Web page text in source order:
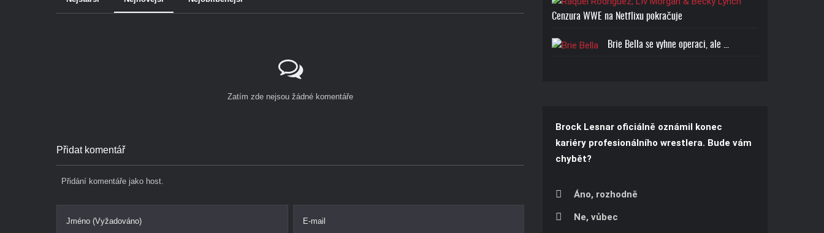
Zatím zde nejsou žádné komentáře
Přidat komentář
Přidání komentáře jako host.
Jméno (Vyžadováno) E-mail
Cenzura WWE na Netflixu pokračuje
Brie Bella se vyhne operaci, ale ...
Brock Lesnar oficiálně oznámil konec
kariéry profesionálního wrestlera. Bude vám
chybět?
Áno, rozhodně
Ne, vůbec